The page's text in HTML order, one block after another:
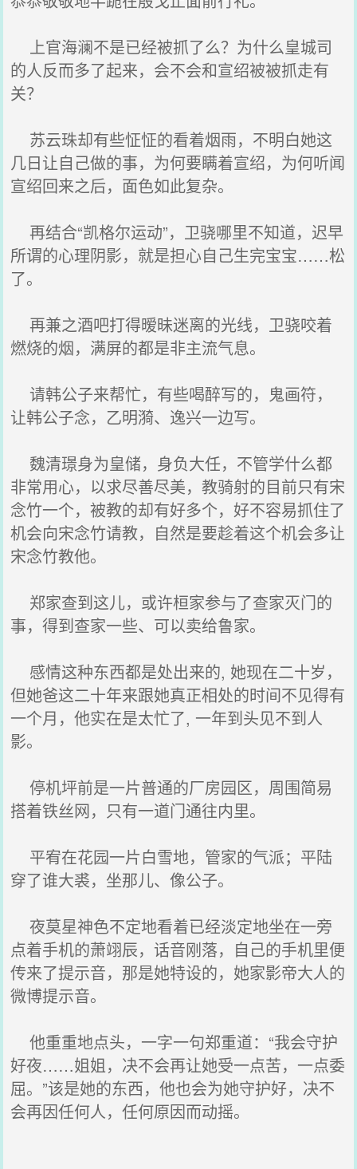
上官海澜不是已经被抓了么？为什么皇城司
的人反而多了起来，会不会和宣绍被被抓走有
关？
苏云珠却有些怔怔的看着烟雨，不明白她这
几日让自己做的事，为何要瞒着宣绍，为何听闻
宣绍回来之后，面色如此复杂。
再结合“凯格尔运动”，卫骁哪里不知道，迟早
所谓的心理阴影，就是担心自己生完宝宝……松
了。
再兼之酒吧打得暧昧迷离的光线，卫骁咬着
燃烧的烟，满屏的都是非主流气息。
请韩公子来帮忙，有些喝醉写的，鬼画符，
让韩公子念，乙明漪、逸兴一边写。
魏清璟身为皇储，身负大任，不管学什么都
非常用心，以求尽善尽美，教骑射的目前只有宋
念竹一个，被教的却有好多个，好不容易抓住了
机会向宋念竹请教，自然是要趁着这个机会多让
宋念竹教他。
郑家查到这儿，或许桓家参与了查家灭门的
事，得到查家一些、可以卖给鲁家。
感情这种东西都是处出来的, 她现在二十岁，
但她爸这二十年来跟她真正相处的时间不见得有
一个月，他实在是太忙了, 一年到头见不到人
影。
停机坪前是一片普通的厂房园区，周围简易
搭着铁丝网，只有一道门通往内里。
平宥在花园一片白雪地，管家的气派；平陆
穿了谁大裘，坐那儿、像公子。
夜莫星神色不定地看着已经淡定地坐在一旁
点着手机的萧翊辰，话音刚落，自己的手机里便
传来了提示音，那是她特设的，她家影帝大人的
微博提示音。
他重重地点头，一字一句郑重道：“我会守护
好夜……姐姐，决不会再让她受一点苦，一点委
屈。”该是她的东西，他也会为她守护好，决不
会再因任何人，任何原因而动摇。